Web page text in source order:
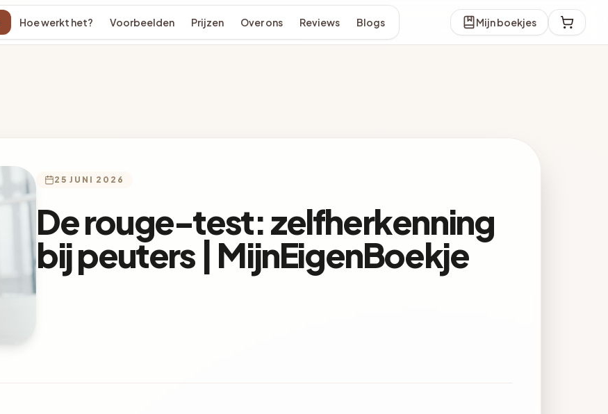
Hoe werkt het? Voorbeelden Prijzen Over ons Reviews Blogs Mijn boekjes
25 JUNI 2026
De rouge-test: zelfherkenning
bij peuters | MijnEigenBoekje